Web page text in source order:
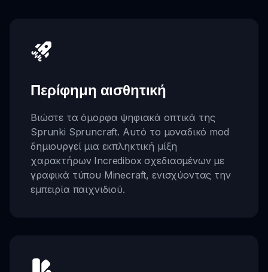
Περίφημη αισθητική
Βιώστε τα όμορφα ψηφιακά οπτικά της
Sprunki Spruncraft. Αυτό το μοναδικό mod
δημιουργεί μια εκπληκτική μίξη
χαρακτήρων Incredibox σχεδιασμένων με
γραφικά τύπου Minecraft, ενισχύοντας την
εμπειρία παιχνιδιού.